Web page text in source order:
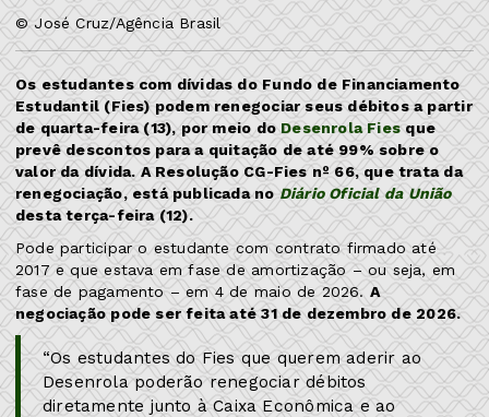
© José Cruz/Agência Brasil
Os estudantes com dívidas do Fundo de Financiamento
Estudantil (Fies) podem renegociar seus débitos a partir
de quarta-feira (13), por meio do Desenrola Fies que
prevê descontos para a quitação de até 99% sobre o
valor da dívida. A Resolução CG-Fies nº 66, que trata da
renegociação, está publicada no Diário Oficial da União
desta terça-feira (12).
Pode participar o estudante com contrato firmado até
2017 e que estava em fase de amortização – ou seja, em
fase de pagamento – em 4 de maio de 2026. A
negociação pode ser feita até 31 de dezembro de 2026.
“Os estudantes do Fies que querem aderir ao
Desenrola poderão renegociar débitos
diretamente junto à Caixa Econômica e ao